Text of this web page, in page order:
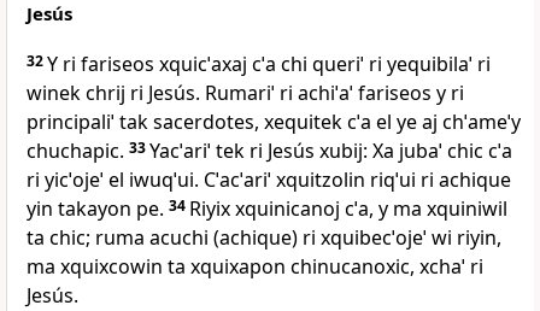
Jesús
32Y ri fariseos xquicˈaxaj cˈa chi queriˈ ri yequibilaˈ ri
winek chrij ri Jesús. Rumariˈ ri achiˈaˈ fariseos y ri
principaliˈ tak sacerdotes, xequitek cˈa el ye aj chˈameˈy
chuchapic. 33Yacˈariˈ tek ri Jesús xubij: Xa jubaˈ chic cˈa
ri yicˈojeˈ el iwuqˈui. Cˈacˈariˈ xquitzolin riqˈui ri achique
yin takayon pe. 34 Riyix xquinicanoj cˈa, y ma xquiniwil
ta chic; ruma acuchi (achique) ri xquibecˈojeˈ wi riyin,
ma xquixcowin ta xquixapon chinucanoxic, xchaˈ ri
Jesús.